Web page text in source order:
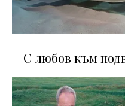
С любов към